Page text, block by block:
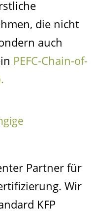
die nicht
auch
PEFC-Chain-of-
Partner für
Wir
KFP